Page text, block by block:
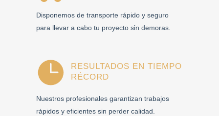
Disponemos de transporte rápido y seguro
para llevar a cabo tu proyecto sin demoras.
RESULTADOS EN TIEMPO
RÉCORD
Nuestros profesionales garantizan trabajos
rápidos y eficientes sin perder calidad.